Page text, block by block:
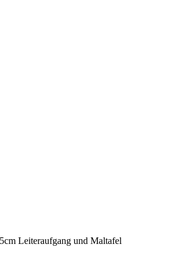
Leiteraufgang und Maltafel